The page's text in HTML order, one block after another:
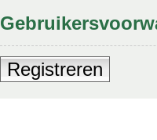
Registreren